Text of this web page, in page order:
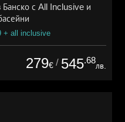
с All Inclusive и
+ all inclusive
279€ / 545.68
лв.